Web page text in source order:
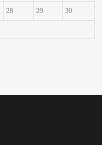
28 29 30